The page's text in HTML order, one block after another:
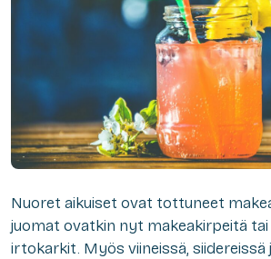
Nuoret aikuiset ovat tottuneet
juomat ovatkin nyt makeakirpeitä tai
irtokarkit. Myös viineissä, siidereissä